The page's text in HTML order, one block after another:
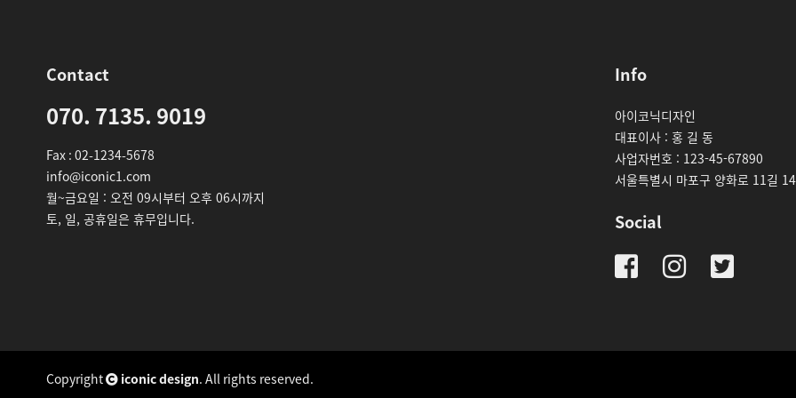
Contact
070. 7135. 9019
Fax : 02-1234-5678
info@iconic1.com
월~금요일 : 오전 09시부터 오후 06시까지
토, 일, 공휴일은 휴무입니다.
Info
아이코닉디자인
대표이사 : 홍 길 동
사업자번호 : 123-45-67890
서울특별시 마포구 양화로 11길
Social
Copyright iconic design. All rights reserved.